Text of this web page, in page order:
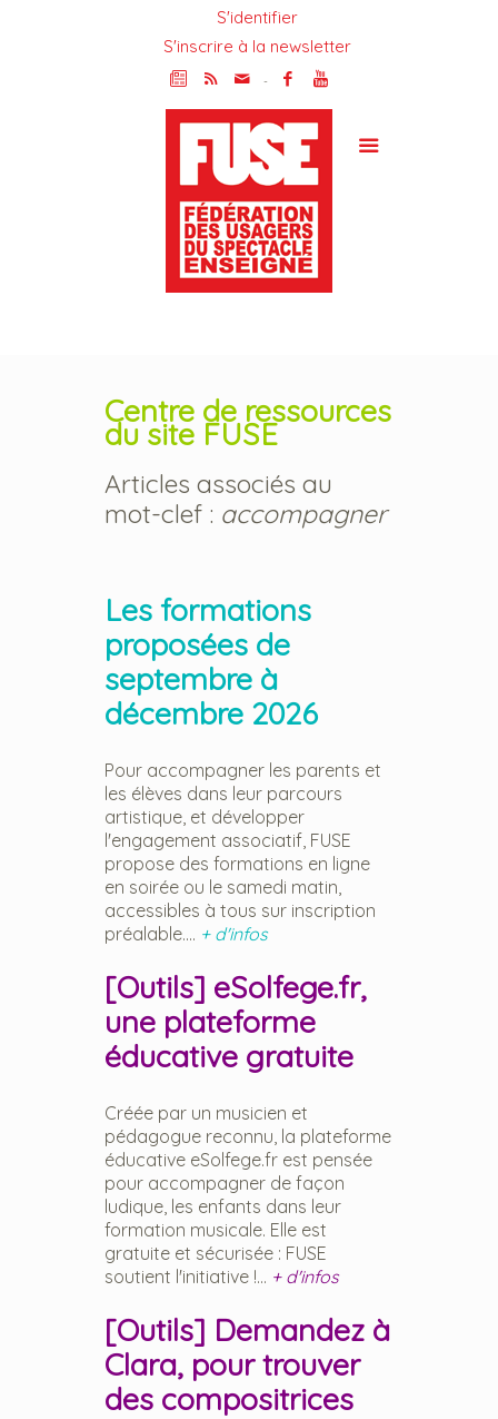
S'identifier
S'inscrire à la newsletter
-
Centre de ressources
du site FUSE
Articles associés au
mot-clef : accompagner
Les formations
proposées de
septembre à
décembre 2026
Pour accompagner les parents et
les élèves dans leur parcours
artistique, et développer
l'engagement associatif, FUSE
propose des formations en ligne
en soirée ou le samedi matin,
accessibles à tous sur inscription
préalable.... + d'infos
[Outils] eSolfege.fr,
une plateforme
éducative gratuite
Créée par un musicien et
pédagogue reconnu, la plateforme
éducative eSolfege.fr est pensée
pour accompagner de façon
ludique, les enfants dans leur
formation musicale. Elle est
gratuite et sécurisée : FUSE
soutient l'initiative !... + d'infos
[Outils] Demandez à
Clara, pour trouver
des compositrices